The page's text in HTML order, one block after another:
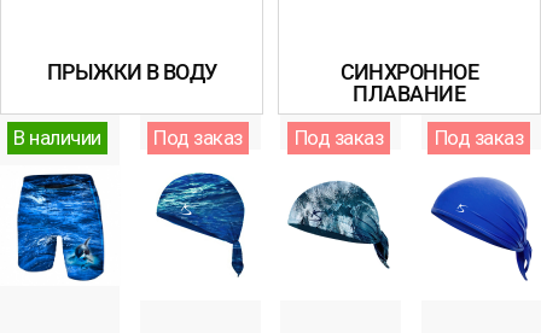
ПРЫЖКИ В ВОДУ
СИНХРОННОЕ
ПЛАВАНИЕ
В наличии Под заказ Под заказ Под заказ